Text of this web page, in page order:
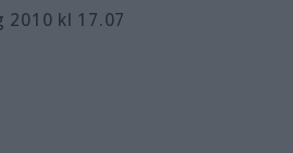
2010 kl 17.07